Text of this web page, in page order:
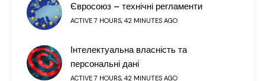
Євросоюз – технічні регламенти
ACTIVE 7 HOURS, 42 MINUTES AGO
Інтелектуальна власність та
персональні дані
ACTIVE 7 HOURS, 42 MINUTES AGO